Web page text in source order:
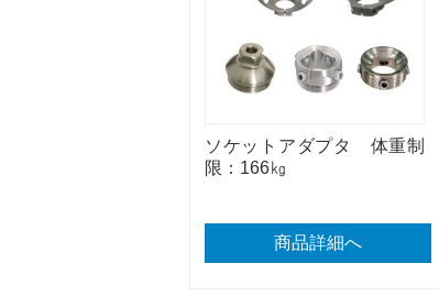
ソケットアダプタ 体重制
限：166㎏
商品詳細へ